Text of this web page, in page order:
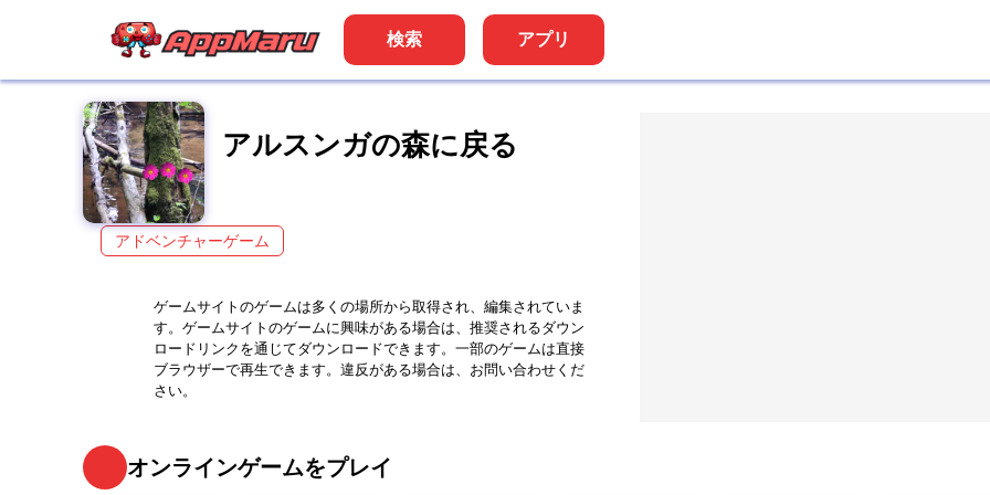
検索 アプリ
アルスンガの森に戻る
アドベンチャーゲーム
ゲームサイトのゲームは多くの場所から取得され、編集されていま
す。ゲームサイトのゲームに興味がある場合は、推奨されるダウン
ロードリンクを通じてダウンロードできます。一部のゲームは直接
ブラウザーで再生できます。違反がある場合は、お問い合わせくだ
さい。
オンラインゲームをプレイ